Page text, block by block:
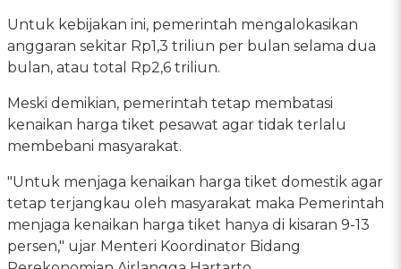
Untuk kebijakan ini, pemerintah mengalokasikan
anggaran sekitar Rp1,3 triliun per bulan selama dua
bulan, atau total Rp2,6 triliun.
Meski demikian, pemerintah tetap membatasi
kenaikan harga tiket pesawat agar tidak terlalu
membebani masyarakat.
"Untuk menjaga kenaikan harga tiket domestik agar
tetap terjangkau oleh masyarakat maka Pemerintah
menjaga kenaikan harga tiket hanya di kisaran 9-13
persen," ujar Menteri Koordinator Bidang